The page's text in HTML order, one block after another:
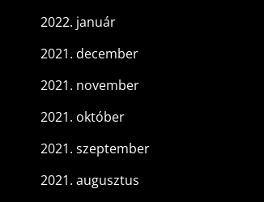
2022. január
2021. december
2021. november
2021. október
2021. szeptember
2021. augusztus